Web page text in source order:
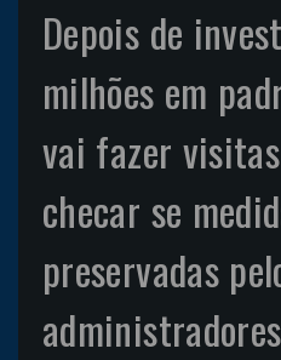
Depois de
milhões em
vai fazer
checar se
preservadas